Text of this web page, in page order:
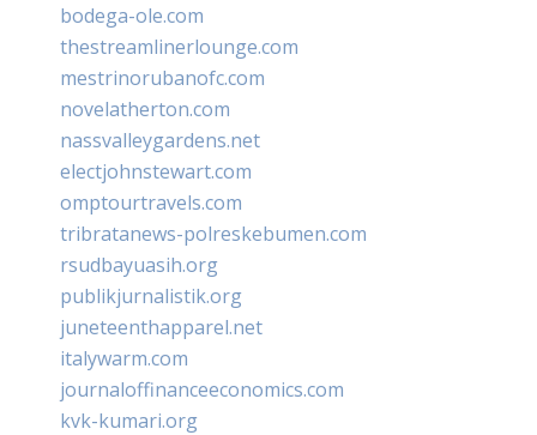
bodega-ole.com
thestreamlinerlounge.com
mestrinorubanofc.com
novelatherton.com
nassvalleygardens.net
electjohnstewart.com
omptourtravels.com
tribratanews-polreskebumen.com
rsudbayuasih.org
publikjurnalistik.org
juneteenthapparel.net
italywarm.com
journaloffinanceeconomics.com
kvk-kumari.org